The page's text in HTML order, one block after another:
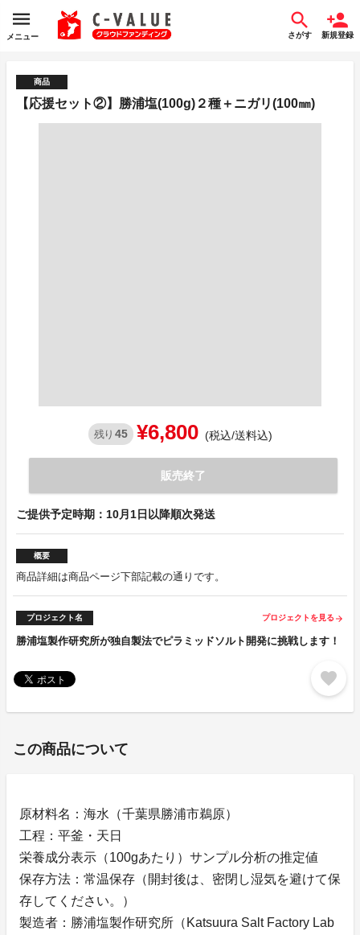
メニュー さがす 新規登録
商品
【応援セット②】勝浦塩(100g)２種＋ニガリ(100㎜)
残り 45 ¥6,800 (税込/送料込)
販売終了
ご提供予定時期：10月1日以降順次発送
概要
商品詳細は商品ページ下部記載の通りです。
プロジェクト名 プロジェクトを見る arrow_forward
勝浦塩製作研究所が独自製法でピラミッドソルト開発に挑戦します！
favorite
この商品について
原材料名：海水（千葉県勝浦市鵜原）
工程：平釜・天日
栄養成分表示（100gあたり）サンプル分析の推定値
保存方法：常温保存（開封後は、密閉し湿気を避けて保
存してください。）
製造者：勝浦塩製作研究所（Katsuura Salt Factory Lab